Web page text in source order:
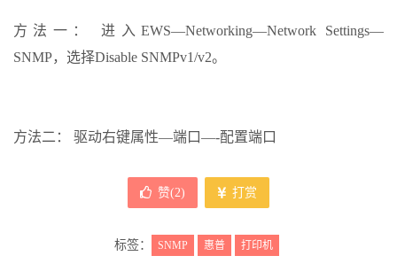
方法一： 进入EWS—Networking—Network Settings—
SNMP，选择Disable SNMPv1/v2。
方法二： 驱动右键属性—端口—-配置端口
赞(2) 打赏
标签： SNMP 惠普 打印机